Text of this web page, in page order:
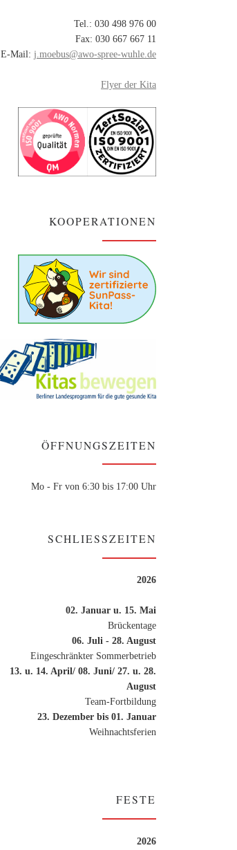
Veröffentlicht am
Der Herbst malt mit
vielen Farben
Von wegen grauer Jahreszeit.
Herbst schon in verschiedener
Tel.: 030 498 976 00
Fax: 030 667 667 11
E-Mail: j.moebus@awo-spree-wuhle.de
Flyer der Kita
KOOPERATIONEN
ÖFFNUNGSZEITEN
Mo - Fr von 6:30 bis 17:00 Uhr
SCHLIESSZEITEN
2026
02. Januar u. 15. Mai
Brückentage
06. Juli - 28. August
Eingeschränkter Sommerbetrieb
13. u. 14. April/ 08. Juni/ 27. u. 28.
August
Team-Fortbildung
23. Dezember bis 01. Januar
Weihnachtsferien
FESTE
2026